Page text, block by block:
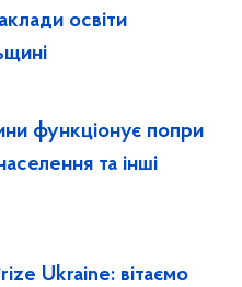
освіти
функціонує попри
та інші
Ukraine: вітаємо